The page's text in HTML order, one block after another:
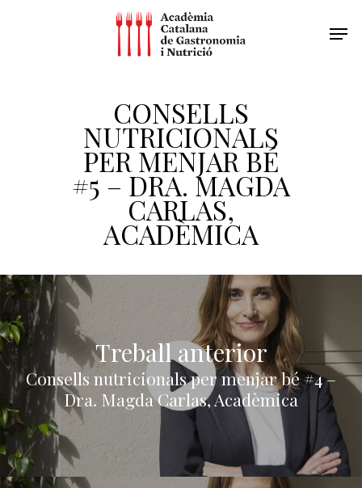
CONSELLS
NUTRICIONALS
PER MENJAR BÉ
#5 – DRA. MAGDA
CARLAS,
ACADÈMICA
Treball anterior
Consells nutricionals per menjar bé #4 –
Dra. Magda Carlas, Acadèmica